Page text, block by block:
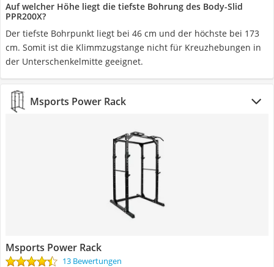
Auf welcher Höhe liegt die tiefste Bohrung des Body-Slid
PPR200X?
Der tiefste Bohrpunkt liegt bei 46 cm und der höchste bei 173
cm. Somit ist die Klimmzugstange nicht für Kreuzhebungen in
der Unterschenkelmitte geeignet.
Msports Power Rack
Msports Power Rack
13 Bewertungen